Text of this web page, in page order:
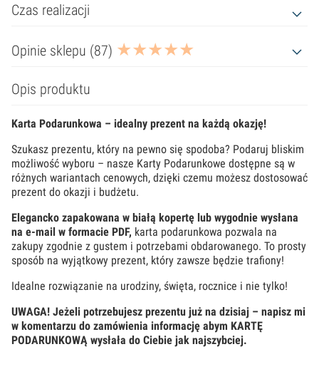
Czas realizacji
Opinie sklepu (87)
Opis produktu
Karta Podarunkowa – idealny prezent na każdą okazję!
Szukasz prezentu, który na pewno się spodoba? Podaruj bliskim
możliwość wyboru – nasze Karty Podarunkowe dostępne są w
różnych wariantach cenowych, dzięki czemu możesz dostosować
prezent do okazji i budżetu.
Elegancko zapakowana w białą kopertę lub wygodnie wysłana
na e-mail w formacie PDF, karta podarunkowa pozwala na
zakupy zgodnie z gustem i potrzebami obdarowanego. To prosty
sposób na wyjątkowy prezent, który zawsze będzie trafiony!
Idealne rozwiązanie na urodziny, święta, rocznice i nie tylko!
UWAGA! Jeżeli potrzebujesz prezentu już na dzisiaj – napisz mi
w komentarzu do zamówienia informację abym KARTĘ
PODARUNKOWĄ wysłała do Ciebie jak najszybciej.